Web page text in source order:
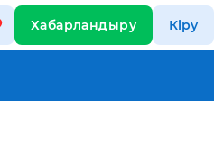
Хабарландыру Кіру